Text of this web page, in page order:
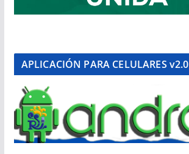
APLICACIÓN PARA CELULARES v2.0